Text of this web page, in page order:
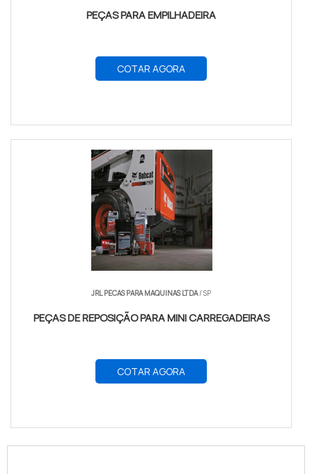
PEÇAS PARA EMPILHADEIRA
COTAR AGORA
JRL PECAS PARA MAQUINAS LTDA/ SP
PEÇAS DE REPOSIÇÃO PARA MINI CARREGADEIRAS
COTAR AGORA